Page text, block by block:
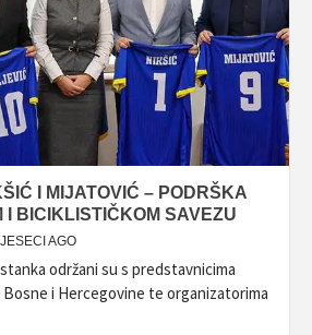
I MIJATOVIĆ – PODRŠKA
BICIKLISTIČKOM SAVEZU
AGO
održani su s predstavnicima
Bosne i Hercegovine te organizatorima